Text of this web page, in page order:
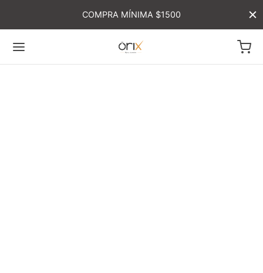
COMPRA MÍNIMA $1500